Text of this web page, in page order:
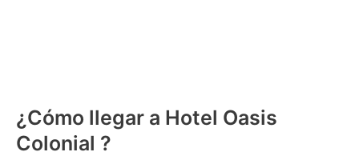
¿Cómo llegar a Hotel Oasis
Colonial ?